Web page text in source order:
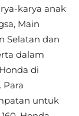
karya anak
Main
Selatan dan
dalam
di
Para
untuk